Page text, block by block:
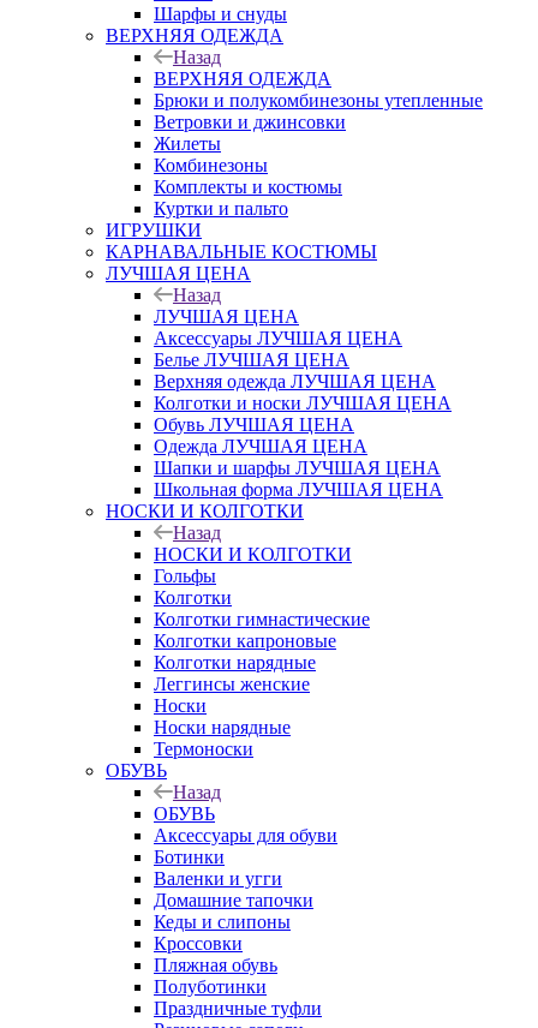
Шарфы и снуды
ВЕРХНЯЯ ОДЕЖДА
Назад
ВЕРХНЯЯ ОДЕЖДА
Брюки и полукомбинезоны утепленные
Ветровки и джинсовки
Жилеты
Комбинезоны
Комплекты и костюмы
Куртки и пальто
ИГРУШКИ
КАРНАВАЛЬНЫЕ КОСТЮМЫ
ЛУЧШАЯ ЦЕНА
Назад
ЛУЧШАЯ ЦЕНА
Аксессуары ЛУЧШАЯ ЦЕНА
Белье ЛУЧШАЯ ЦЕНА
Верхняя одежда ЛУЧШАЯ ЦЕНА
Колготки и носки ЛУЧШАЯ ЦЕНА
Обувь ЛУЧШАЯ ЦЕНА
Одежда ЛУЧШАЯ ЦЕНА
Шапки и шарфы ЛУЧШАЯ ЦЕНА
Школьная форма ЛУЧШАЯ ЦЕНА
НОСКИ И КОЛГОТКИ
Назад
НОСКИ И КОЛГОТКИ
Гольфы
Колготки
Колготки гимнастические
Колготки капроновые
Колготки нарядные
Леггинсы женские
Носки
Носки нарядные
Термоноски
ОБУВЬ
Назад
ОБУВЬ
Аксессуары для обуви
Ботинки
Валенки и угги
Домашние тапочки
Кеды и слипоны
Кроссовки
Пляжная обувь
Полуботинки
Праздничные туфли